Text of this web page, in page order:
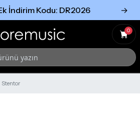
İndirim Kodu: DR2026 →
0
Stentor
Tümünü Gör
Tümünü gör